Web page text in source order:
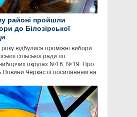
районі пройшли
до Білозірської
відбулися проміжні вибори
сільської ради по
округах №16, №19. Про
Новини Черкас із посиланням на